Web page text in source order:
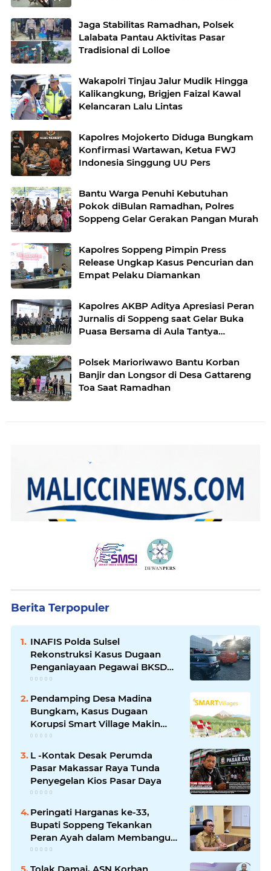
Jaga Stabilitas Ramadhan, Polsek
Lalabata Pantau Aktivitas Pasar
Tradisional di Lolloe
Wakapolri Tinjau Jalur Mudik Hingga
Kalikangkung, Brigjen Faizal Kawal
Kelancaran Lalu Lintas
Kapolres Mojokerto Diduga Bungkam
Konfirmasi Wartawan, Ketua FWJ
Indonesia Singgung UU Pers
Bantu Warga Penuhi Kebutuhan
Pokok diBulan Ramadhan, Polres
Soppeng Gelar Gerakan Pangan Murah
Kapolres Soppeng Pimpin Press
Release Ungkap Kasus Pencurian dan
Empat Pelaku Diamankan
Kapolres AKBP Aditya Apresiasi Peran
Jurnalis di Soppeng saat Gelar Buka
Puasa Bersama di Aula Tantya
Polsek Marioriwawo Bantu Korban
Banjir dan Longsor di Desa Gattareng
Toa Saat Ramadhan
Berita Terpopuler
INAFIS Polda Sulsel
Rekonstruksi Kasus Dugaan
Penganiayaan Pegawai BKSDM
Soppeng
Pendamping Desa Madina
Bungkam, Kasus Dugaan
Korupsi Smart Village Makin
Jadi Sorotan
L -Kontak Desak Perumda
Pasar Makassar Raya Tunda
Penyegelan Kios Pasar Daya
Peringati Harganas ke-33,
Bupati Soppeng Tekankan
Peran Ayah dalam Membangun
Generasi Unggul